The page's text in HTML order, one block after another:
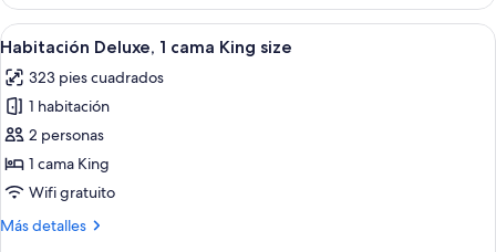
cama
size
Abrir
todas
las
fotos
de
Habitación
Deluxe,
cama
Una cama de madera con colchón
11
Habitación Deluxe, 1 cama King size
323 pies cuadrados
1 habitación
2 personas
1 cama King
Wifi gratuito
Más detalles
Más